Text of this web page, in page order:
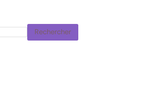
Rechercher